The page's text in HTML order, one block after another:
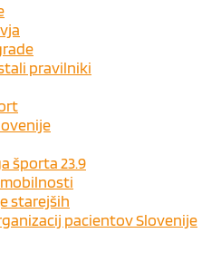
pravilniki
športa 23.9
starejših
pacientov Slovenije